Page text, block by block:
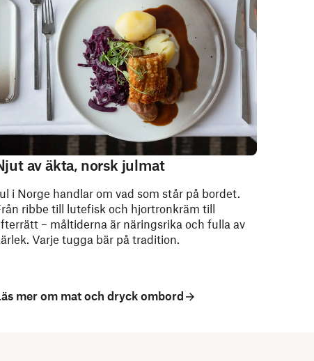
av äkta, norsk julmat
i Norge handlar om vad som står på bordet.
ribbe till lutefisk och hjortronkräm till
– måltiderna är näringsrika och fulla av
Varje tugga bär på tradition.
mer om mat och dryck ombord